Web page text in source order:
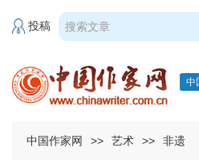
投稿
中
中国作家网 >> 艺术 >> 非遗